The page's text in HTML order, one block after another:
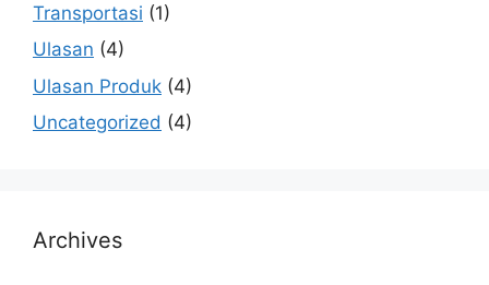
Transportasi (1)
Ulasan (4)
Ulasan Produk (4)
Uncategorized (4)
Archives